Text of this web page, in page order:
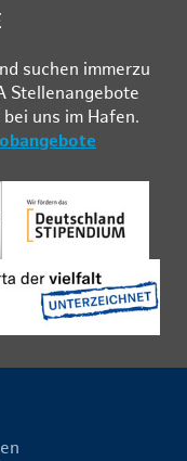
su­chen im­mer­zu
Stel­len­an­ge­bo­te
uns im Ha­fen.